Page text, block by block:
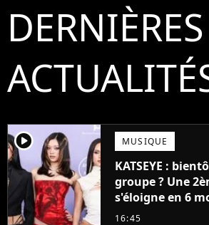
DERNIÈRES
player2 MUSIQUE
KATSEYE :
groupe ? Une
s'éloigne en 6
cette décision
16:45